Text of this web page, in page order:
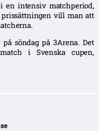
intensiv matchperiod,
prissättningen vill man att
söndag på 3Arena. Det
i Svenska cupen,